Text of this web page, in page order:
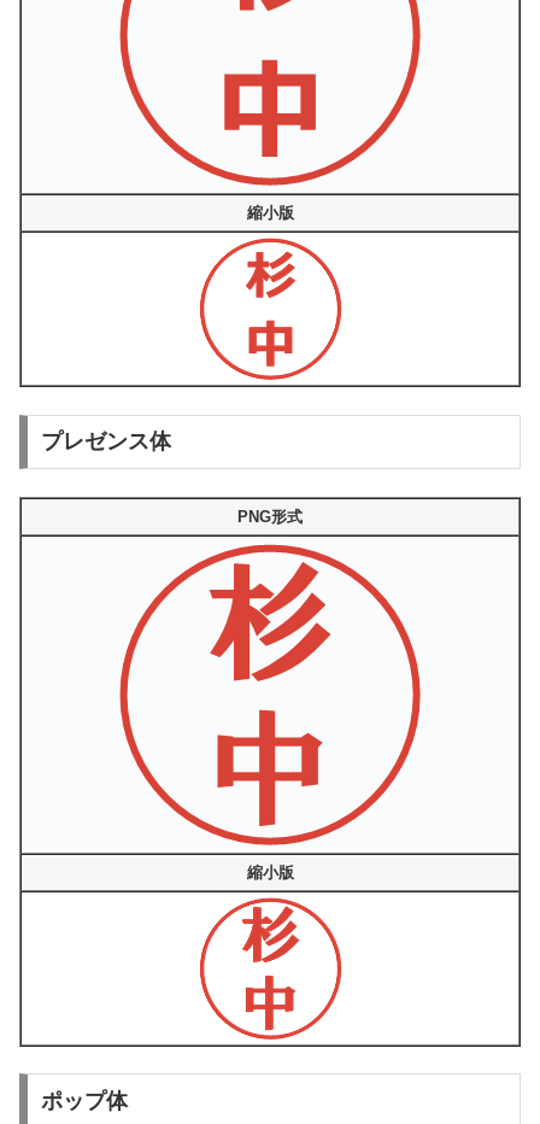
縮小版
プレゼンス体
PNG形式
縮小版
ポップ体